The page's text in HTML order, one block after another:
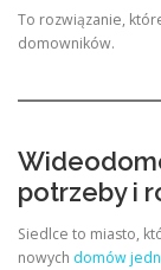
To rozwiązanie,
domowników.
potrzeby i
Siedlce to miasto,
nowych domów